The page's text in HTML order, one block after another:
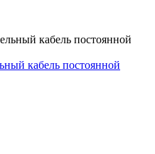
кабель постоянной